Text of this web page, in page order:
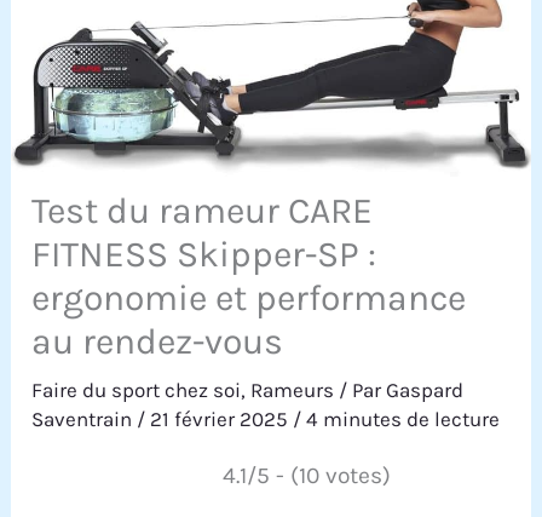
Test du rameur CARE
FITNESS Skipper-SP :
ergonomie et performance
au rendez-vous
Faire du sport chez soi, Rameurs / ParGaspard
Saventrain / 21 février 2025 /4 minutes de lecture
4.1/5 - (10 votes)